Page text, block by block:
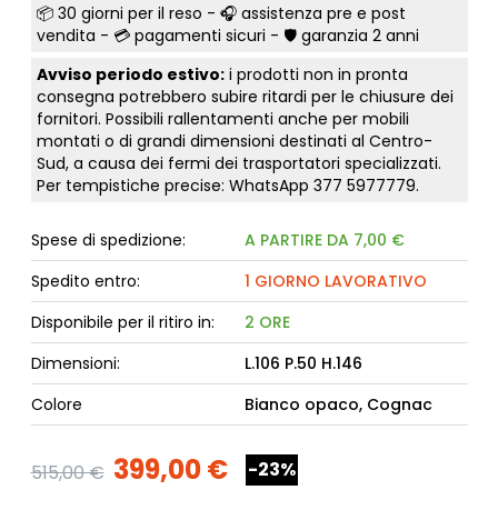
📦 30 giorni per il reso - 🎧 assistenza pre e post
vendita - 💳 pagamenti sicuri - 🛡️ garanzia 2 anni
Avviso periodo estivo:i prodotti non in pronta
consegna potrebbero subire ritardi per le chiusure dei
fornitori. Possibili rallentamenti anche per mobili
montati o di grandi dimensioni destinati al Centro-
Sud, a causa dei fermi dei trasportatori specializzati.
Per tempistiche precise: WhatsApp 377 5977779.
Spese di spedizione:
A PARTIRE DA 7,00 €
Spedito entro:
1 GIORNO LAVORATIVO
Disponibile per il ritiro in:
2 ORE
Dimensioni:
L.106 P.50 H.146
Colore
Bianco opaco, Cognac
515,00 € 399,00 € -23%